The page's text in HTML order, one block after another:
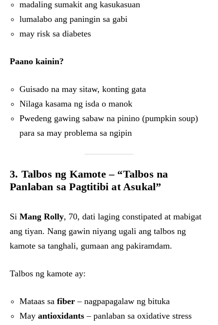
madaling sumakit ang kasukasuan
lumalabo ang paningin sa gabi
may risk sa diabetes
Paano kainin?
Guisado na may sitaw, konting gata
Nilaga kasama ng isda o manok
Pwedeng gawing sabaw na pinino (pumpkin soup)
para sa may problema sa ngipin
3. Talbos ng Kamote – “Talbos na
Panlaban sa Pagtitibi at Asukal”
Si Mang Rolly, 70, dati laging constipated at mabigat
ang tiyan. Nang gawin niyang ugali ang talbos ng
kamote sa tanghali, gumaan ang pakiramdam.
Talbos ng kamote ay:
Mataas sa fiber – nagpapagalaw ng bituka
May antioxidants – panlaban sa oxidative stress